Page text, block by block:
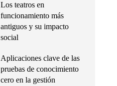
Los teatros en
funcionamiento más
antiguos y su impacto
social
Aplicaciones clave de las
pruebas de conocimiento
cero en la gestión